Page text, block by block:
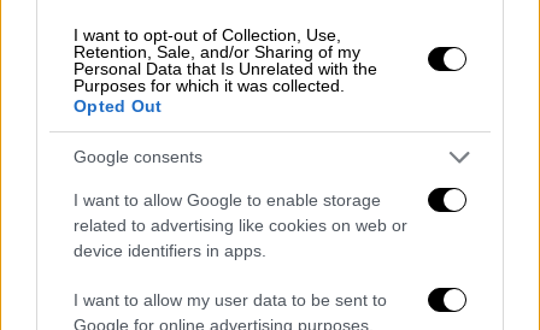
I want to opt-out of Collection, Use,
Retention, Sale, and/or Sharing of my
Personal Data that Is Unrelated with the
Purposes for which it was collected.
Opted Out
Google consents
I want to allow Google to enable storage
related to advertising like cookies on web or
device identifiers in apps.
I want to allow my user data to be sent to
Google for online advertising purposes.
Απαντάμε στα fake news με
πραγματικά έργα
«Ο χώρος της Περιφέρειας, αγαπητέ Αλέκο
(Καχριμάνη), αρχίζει να μου γίνεται
εξαιρετικά οικείος» ανέφερε ο Κυριάκος
Μητσοτάκης στην αρχή της σύσκεψης.
«Μάλιστα κάποιοι θεωρούν ότι η οικειότητα
μου με την Ήπειρο είναι τέτοια που
φαντάζονται και επισκέψεις μου στην